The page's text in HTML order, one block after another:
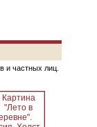
и частных лиц.